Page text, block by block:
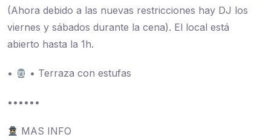
(Ahora debido a las nuevas restricciones hay DJ los
viernes y sábados durante la cena). El local está
abierto hasta la 1h.
• • Terraza con estufas
••••••
MAS INFO